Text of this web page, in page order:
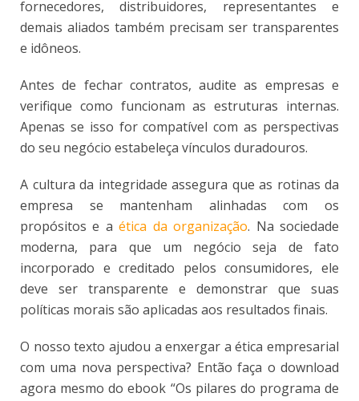
fornecedores, distribuidores, representantes e
demais aliados também precisam ser transparentes
e idôneos.
Antes de fechar contratos, audite as empresas e
verifique como funcionam as estruturas internas.
Apenas se isso for compatível com as perspectivas
do seu negócio estabeleça vínculos duradouros.
A cultura da integridade assegura que as rotinas da
empresa se mantenham alinhadas com os
propósitos e aética da organização. Na sociedade
moderna, para que um negócio seja de fato
incorporado e creditado pelos consumidores, ele
deve ser transparente e demonstrar que suas
políticas morais são aplicadas aos resultados finais.
O nosso texto ajudou a enxergar a ética empresarial
com uma nova perspectiva? Então faça o download
agora mesmo do ebook “Os pilares do programa de